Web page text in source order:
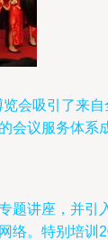
会吸引了来
议服务体系
讲座，并引
。特别培